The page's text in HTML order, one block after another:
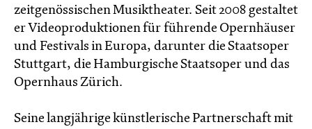
zeitgenössischen Musiktheater. Seit 2008 gestaltet
er Videoproduktionen für führende Opernhäuser
und Festivals in Europa, darunter die Staatsoper
Stuttgart, die Hamburgische Staatsoper und das
Opernhaus Zürich.
Seine langjährige künstlerische Partnerschaft mit